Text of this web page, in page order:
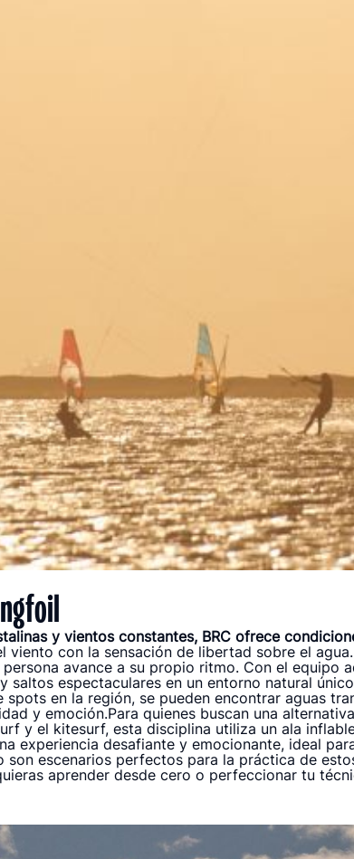
y vientos constantes, BRC ofrece
viento con la sensación de libertad sobre el
avance a su propio ritmo. Con el equipo
saltos espectaculares en un entorno natural
spots en la región, se pueden encontrar aguas
y emoción.Para quienes buscan una
y el kitesurf, esta disciplina utiliza un ala
experiencia desafiante y emocionante, ideal
son escenarios perfectos para la práctica de
aprender desde cero o perfeccionar tu